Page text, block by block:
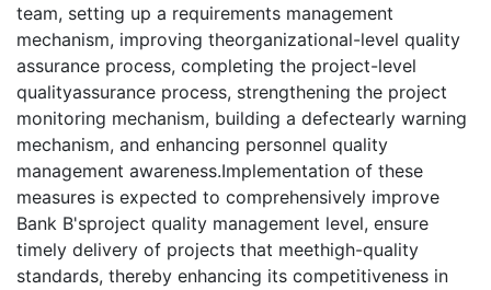
team, setting up a requirements management
mechanism, improving theorganizational-level quality
assurance process, completing the project-level
qualityassurance process, strengthening the project
monitoring mechanism, building a defectearly warning
mechanism, and enhancing personnel quality
management awareness.Implementation of these
measures is expected to comprehensively improve
Bank B'sproject quality management level, ensure
timely delivery of projects that meethigh-quality
standards, thereby enhancing its competitiveness in